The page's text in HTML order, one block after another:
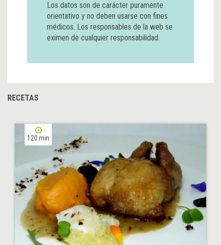
Los datos son de carácter puramente
orientativo y no deben usarse con fines
médicos. Los responsables de la web se
eximen de cualquier responsabilidad.
RECETAS
120 min